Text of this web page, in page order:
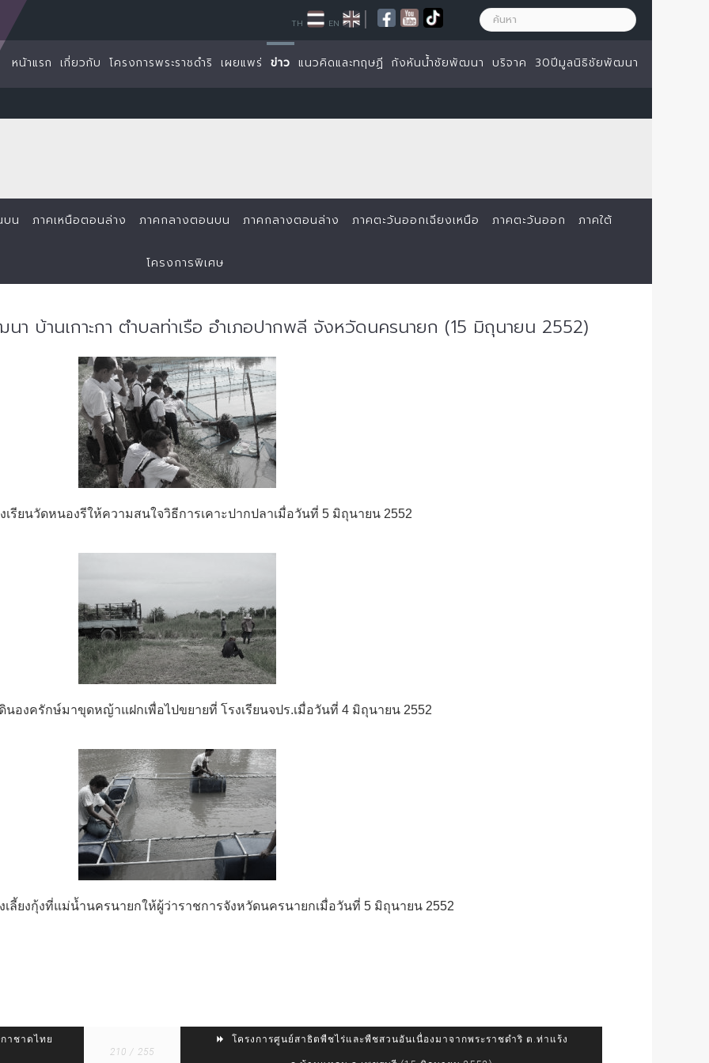
หน้าแรก เกี่ยวกับ โครงการพระราชดำริ เผยแพร่ ข่าว แนวคิดและทฤษฏี กังหันน้ำชัยพัฒนา บริจาค 30ปีมูลนิธิชัยพัฒนา
TH EN |
บน ภาคเหนือตอนล่าง ภาคกลางตอนบน ภาคกลางตอนล่าง ภาคตะวันออกเฉียงเหนือ ภาคตะวันออก ภาคใต้
โครงการพิเศษ
บ้านเกาะกา ตำบลท่าเรือ อำเภอปากพลี จังหวัดนครนายก (15 มิถุนายน 2552)
เรียนวัดหนองรีให้ความสนใจวิธีการเคาะปากปลาเมื่อวันที่ 5 มิถุนายน 2552
องครักษ์มาขุดหญ้าแฝกเพื่อไปขยายที่ โรงเรียนจปร.เมื่อวันที่ 4 มิถุนายน 2552
เลี้ยงกุ้งที่แม่น้ำนครนายกให้ผู้ว่าราชการจังหวัดนครนายกเมื่อวันที่ 5 มิถุนายน 2552
าชาดไทย
210 / 255
โครงการศูนย์สาธิตพืชไร่และพืชสวนอันเนื่องมาจากพระราชดำริ ต.ท่าแร้ง